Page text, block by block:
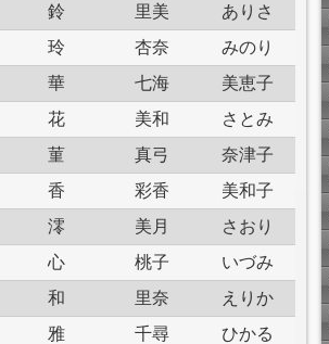
鈴 里美
ありさ
玲 杏奈
みのり
華 七海
美恵子
花 美和
さとみ
菫 真弓
奈津子
香 彩香
美和子
澪 美月
さおり
心 桃子
いづみ
和 里奈
えりか
雅 千尋
ひかる